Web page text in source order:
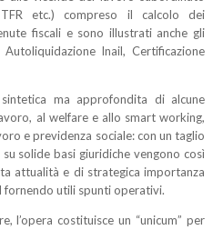
etc.) compreso il calcolo dei
fiscali e sono illustrati anche gli
Autoliquidazione Inail, Certificazione
sintetica ma approfondita di alcune
al welfare e allo smart working,
e previdenza sociale: con un taglio
solide basi giuridiche vengono così
attualità e di strategica importanza
fornendo utili spunti operativi.
l’opera costituisce un “unicum” per